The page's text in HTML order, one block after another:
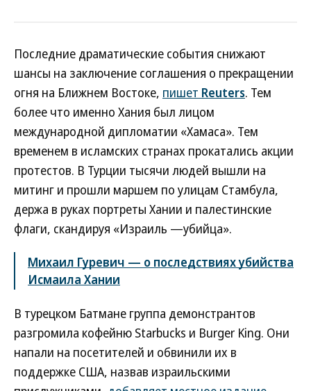
Последние драматические события снижают
шансы на заключение соглашения о прекращении
огня на Ближнем Востоке, пишет Reuters. Тем
более что именно Хания был лицом
международной дипломатии «Хамаса». Тем
временем в исламских странах прокатались акции
протестов. В Турции тысячи людей вышли на
митинг и прошли маршем по улицам Стамбула,
держа в руках портреты Хании и палестинские
флаги, скандируя «Израиль —убийца».
Михаил Гуревич — о последствиях убийства
Исмаила Хании
В турецком Батмане группа демонстрантов
разгромила кофейню Starbucks и Burger King. Они
напали на посетителей и обвинили их в
поддержке США, назвав израильскими